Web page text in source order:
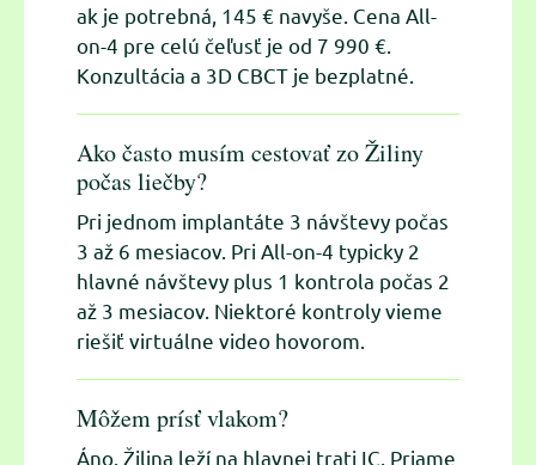
ak je potrebná, 145 € navyše. Cena All-
on-4 pre celú čeľusť je od 7 990 €.
Konzultácia a 3D CBCT je bezplatné.
Ako často musím cestovať zo Žiliny
počas liečby?
Pri jednom implantáte 3 návštevy počas
3 až 6 mesiacov. Pri All-on-4 typicky 2
hlavné návštevy plus 1 kontrola počas 2
až 3 mesiacov. Niektoré kontroly vieme
riešiť virtuálne video hovorom.
Môžem prísť vlakom?
Áno. Žilina leží na hlavnej trati IC. Priame